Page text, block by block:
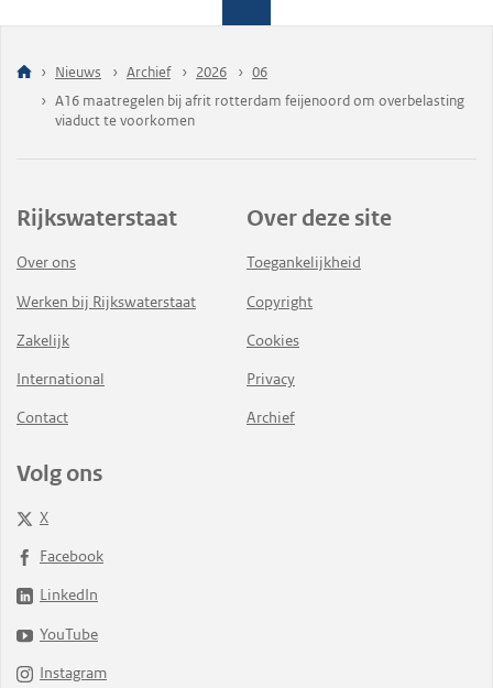
Nieuws Archief 2026
06
A16 maatregelen bij afrit rotterdam feijenoord om overbelasting
viaduct te voorkomen
Rijkswaterstaat
Over ons
Werken bij Rijkswaterstaat
Zakelijk
International
Contact
Over deze site
Toegankelijkheid
Copyright
Cookies
Privacy
Archief
Volg ons
X
Facebook
LinkedIn
YouTube
Instagram